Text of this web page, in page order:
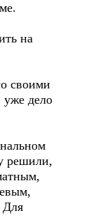
на
своими
уже дело
решили,
Для